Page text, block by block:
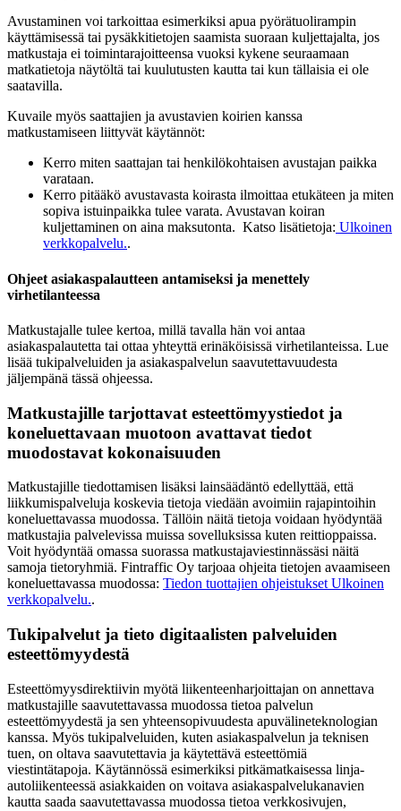
Avustaminen voi tarkoittaa esimerkiksi apua pyörätuolirampin
käyttämisessä tai pysäkkitietojen saamista suoraan kuljettajalta, jos
matkustaja ei toimintarajoitteensa vuoksi kykene seuraamaan
matkatietoja näytöltä tai kuulutusten kautta tai kun tällaisia ei ole
saatavilla.
Kuvaile myös saattajien ja avustavien koirien kanssa
matkustamiseen liittyvät käytännöt:
Kerro miten saattajan tai henkilökohtaisen avustajan paikka
varataan.
Kerro pitääkö avustavasta koirasta ilmoittaa etukäteen ja miten
sopiva istuinpaikka tulee varata. Avustavan koiran
kuljettaminen on aina maksutonta. Katso lisätietoja: Ulkoinen
verkkopalvelu..
Ohjeet asiakaspalautteen antamiseksi ja menettely
virhetilanteessa
Matkustajalle tulee kertoa, millä tavalla hän voi antaa
asiakaspalautetta tai ottaa yhteyttä erinäköisissä virhetilanteissa. Lue
lisää tukipalveluiden ja asiakaspalvelun saavutettavuudesta
jäljempänä tässä ohjeessa.
Matkustajille tarjottavat esteettömyystiedot ja
koneluettavaan muotoon avattavat tiedot
muodostavat kokonaisuuden
Matkustajille tiedottamisen lisäksi lainsäädäntö edellyttää, että
liikkumispalveluja koskevia tietoja viedään avoimiin rajapintoihin
koneluettavassa muodossa. Tällöin näitä tietoja voidaan hyödyntää
matkustajia palvelevissa muissa sovelluksissa kuten reittioppaissa.
Voit hyödyntää omassa suorassa matkustajaviestinnässäsi näitä
samoja tietoryhmiä. Fintraffic Oy tarjoaa ohjeita tietojen avaamiseen
koneluettavassa muodossa: Tiedon tuottajien ohjeistukset Ulkoinen
verkkopalvelu..
Tukipalvelut ja tieto digitaalisten palveluiden
esteettömyydestä
Esteettömyysdirektiivin myötä liikenteenharjoittajan on annettava
matkustajille saavutettavassa muodossa tietoa palvelun
esteettömyydestä ja sen yhteensopivuudesta apuvälineteknologian
kanssa. Myös tukipalveluiden, kuten asiakaspalvelun ja teknisen
tuen, on oltava saavutettavia ja käytettävä esteettömiä
viestintätapoja. Käytännössä esimerkiksi pitkämatkaisessa linja-
autoliikenteessä asiakkaiden on voitava asiakaspalvelukanavien
kautta saada saavutettavassa muodossa tietoa verkkosivujen,